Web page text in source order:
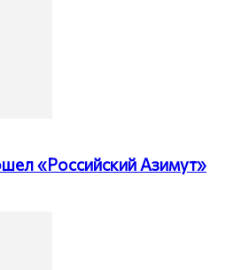
«Российский Азимут»